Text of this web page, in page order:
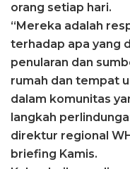
orang setiap hari.
“Mereka adalah
terhadap apa yang
penularan dan
rumah dan tempat
dalam komunitas
langkah
direktur regional
briefing Kamis.